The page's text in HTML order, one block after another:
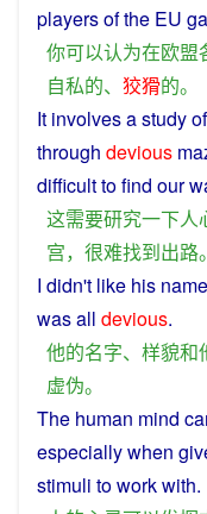
playersofthe EU
你可以认为在欧盟
自私的、 狡猾的。
It involvesastudy
through devious
difficulttofind our
这需要研究一下人
宫， 很难找到出路。
I didn't like his name
wasall devious.
他的名字、 样貌和
虚伪。
The human mind
especiallywhen
stimuli toworkwith.